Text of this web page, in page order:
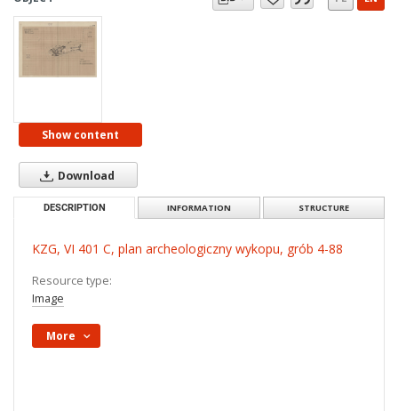
Show content
Download
DESCRIPTION INFORMATION STRUCTURE
KZG, VI 401 C, plan archeologiczny wykopu, grób 4-88
Resource type:
Image
More